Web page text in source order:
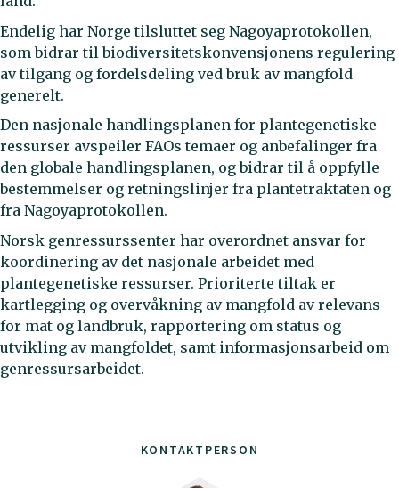
KONTAKTPERSON
Endelig har Norge tilsluttet seg Nagoyaprotokollen,
som bidrar til biodiversitetskonvensjonens regulering
av tilgang og fordelsdeling ved bruk av mangfold
generelt.
Den nasjonale handlingsplanen for plantegenetiske
ressurser avspeiler FAOs temaer og anbefalinger fra
den globale handlingsplanen, og bidrar til å oppfylle
bestemmelser og retningslinjer fra plantetraktaten og
fra Nagoyaprotokollen.
Norsk genressurssenter har overordnet ansvar for
koordinering av det nasjonale arbeidet med
plantegenetiske ressurser. Prioriterte tiltak er
kartlegging og overvåkning av mangfold av relevans
for mat og landbruk, rapportering om status og
utvikling av mangfoldet, samt informasjonsarbeid om
genressursarbeidet.